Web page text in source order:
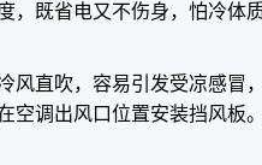
，既省电又不伤身，怕冷体
风直吹，容易引发受凉感冒
空调出风口位置安装挡风板